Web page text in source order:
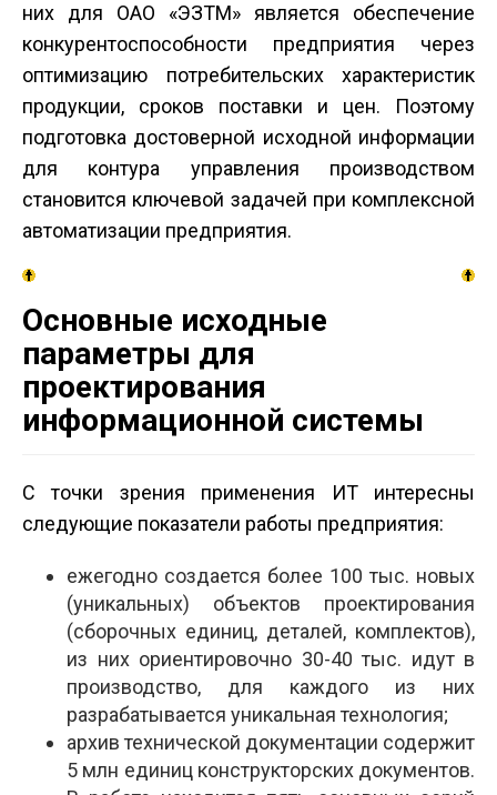
них для ОАО «ЭЗТМ» является обеспечение
конкурентоспособности предприятия через
оптимизацию потребительских характеристик
продукции, сроков поставки и цен. Поэтому
подготовка достоверной исходной информации
для контура управления производством
становится ключевой задачей при комплексной
автоматизации предприятия.
Основные исходные
параметры для
проектирования
информационной системы
С точки зрения применения ИТ интересны
следующие показатели работы предприятия:
ежегодно создается более 100 тыс. новых
(уникальных) объектов проектирования
(сборочных единиц, деталей, комплектов),
из них ориентировочно 30-40 тыс. идут в
производство, для каждого из них
разрабатывается уникальная технология;
архив технической документации содержит
5 млн единиц конструкторских документов.